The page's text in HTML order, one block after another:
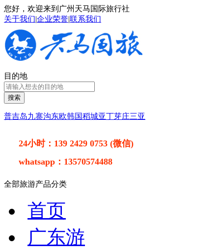
您好，欢迎来到广州天马国际旅行社
关于我们|企业荣誉|联系我们
目的地
搜索
普吉岛九寨沟东欧韩国稻城亚丁芽庄三亚
24小时： 139 2429 0753 (微信)
whatsapp： 13570574488
全部旅游产品分类
首页
广东游